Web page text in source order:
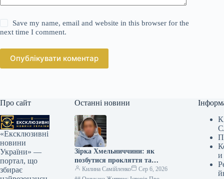
Save my name, email and website in this browser for the
next time I comment.
Опублікувати коментар
Про сайт
«Ексклюзивні
новини
України» —
портал, що
збирає
Останні новини
Зірка Хмельниччини: як
позбутися прокляття та
зберегти 354 тисячі гривень
Килина Самійленко
Сер 6, 2026
и